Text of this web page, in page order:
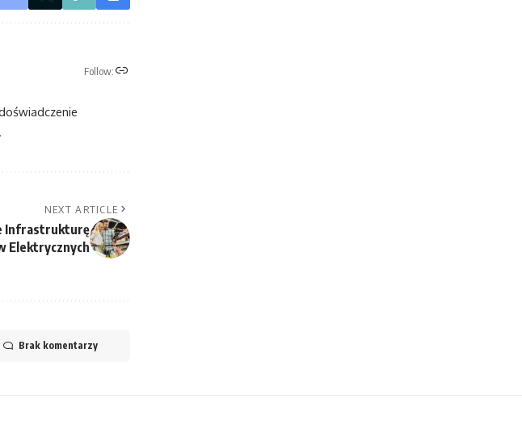
Follow:
NEXT ARTICLE
Infrastrukturę
Elektrycznych
Brak komentarzy